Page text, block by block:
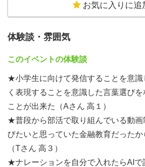
お気に入りに追
体験談・雰囲気
このイベントの体験談
★小学生に向けて発信することを意識
く表現することを意識した言葉選び
ことが出来た（Aさん 高１）
★普段から部活で取り組んでいる動画
びたいと思っていた金融教育だった
（Tさん 高３）
★ナレーションを自分で入れたらAIで